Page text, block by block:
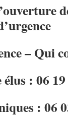
– Qui
: 06
: 06